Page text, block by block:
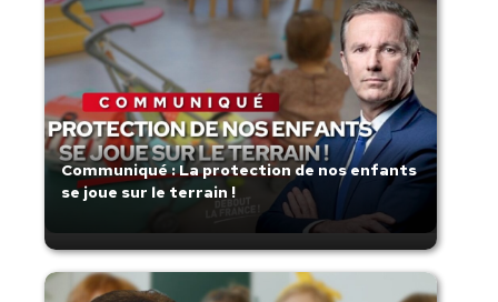
Communiqué : La protection de nos enfants
se joue sur le terrain !